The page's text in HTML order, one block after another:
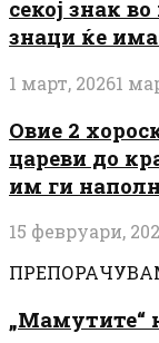
секој знак
знаци ќе
1 март, 20261
Овие 2
цареви до
им ги
15 февруари,
„Мамутите“